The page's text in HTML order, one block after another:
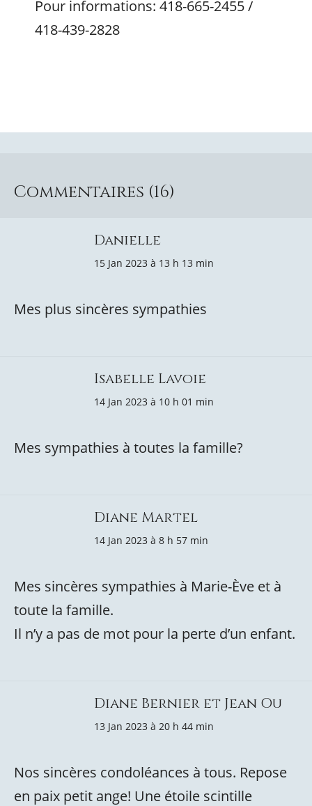
Pour informations: 418-665-2455 /
418-439-2828
Commentaires (16)
Danielle
15 Jan 2023 à 13 h 13 min
Mes plus sincères sympathies
Isabelle Lavoie
14 Jan 2023 à 10 h 01 min
Mes sympathies à toutes la famille?
Diane Martel
14 Jan 2023 à 8 h 57 min
Mes sincères sympathies à Marie-Ève et à
toute la famille.
Il n’y a pas de mot pour la perte d’un enfant.
Diane Bernier et Jean Ou
13 Jan 2023 à 20 h 44 min
Nos sincères condoléances à tous. Repose
en paix petit ange! Une étoile scintille